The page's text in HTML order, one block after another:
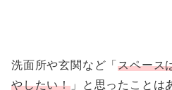
洗面所や玄関など「スペース
やしたい！ 」と思ったことは